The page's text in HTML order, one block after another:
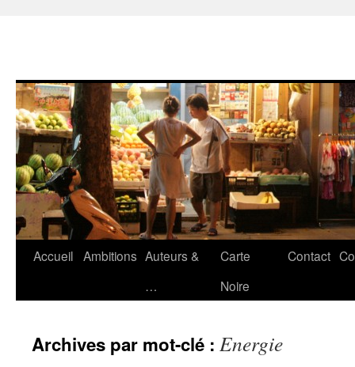
Aller
Accueil Ambitions Auteurs &
…
Carte
Noire
Contact
Archives par mot-clé : Energie